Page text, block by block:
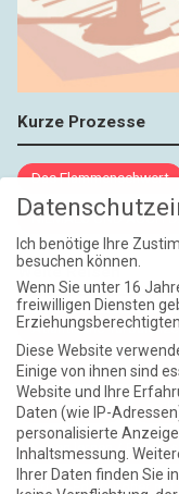
Kurze Prozesse
Das Flammenschwert
NIEMALS UND AUCH
Weite Reisen
Atlantische
Die Zeit der
Fast am Ziel
Leben lernen / Ein
Triple-Edinburgher mit
Ich benötige Ihre
besuchen können.
Wenn Sie unter 16
freiwilligen Diensten
Diese Website
Einige von ihnen sind
Website und Ihre
Daten (wie IP-
personalisierte
Inhaltsmessung.
Ihrer Daten finden Sie